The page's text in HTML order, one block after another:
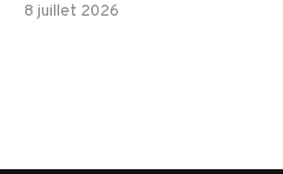
8 juillet 2026